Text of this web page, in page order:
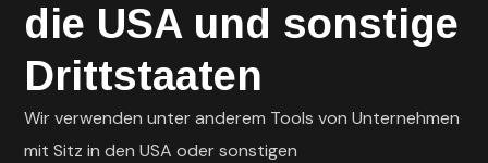
die USA und sonstige
Drittstaaten
Wir verwenden unter anderem Tools von Unternehmen
mit Sitz in den USA oder sonstigen